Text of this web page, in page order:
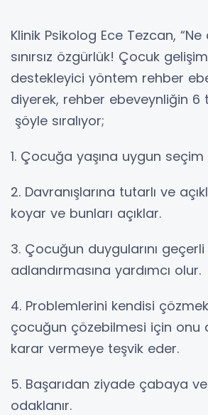
Klinik Psikolog Ece Tezcan, “Ne
sınırsız özgürlük! Çocuk
destekleyici yöntem rehber
diyerek, rehber ebeveynliğin 6
şöyle sıralıyor;
1. Çocuğa yaşına uygun seçim
2. Davranışlarına tutarlı ve
koyar ve bunları açıklar.
3. Çocuğun duygularını
adlandırmasına yardımcı olur.
4. Problemlerini kendisi
çocuğun çözebilmesi için onu
karar vermeye teşvik eder.
5. Başarıdan ziyade çabaya
odaklanır.